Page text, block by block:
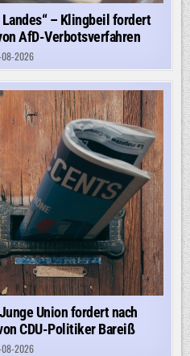
– Klingbeil fordert
AfD-Verbotsverfahren
2026
Union fordert nach
CDU-Politiker Bareiß
2026